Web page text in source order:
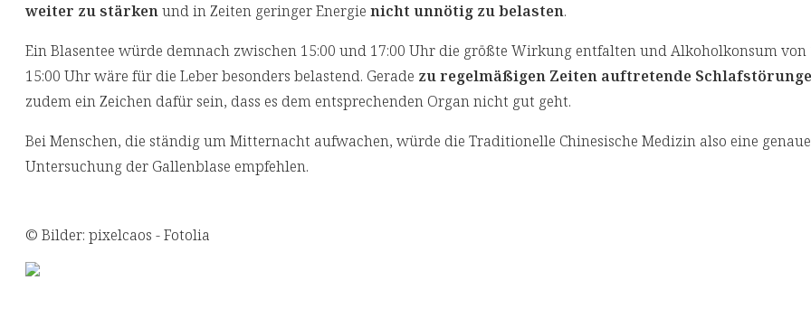
weiter zu stärkenund in Zeiten geringer Energie nicht unnötig zu belasten.
Ein Blasentee würde demnach zwischen 15:00 und 17:00 Uhr die größte Wirkung entfalten und Alkoholkonsum von
15:00 Uhr wäre für die Leber besonders belastend. Gerade zu regelmäßigen Zeiten auftretende
zudem ein Zeichen dafür sein, dass es dem entsprechenden Organ nicht gut geht.
Bei Menschen, die ständig um Mitternacht aufwachen, würde die Traditionelle Chinesische Medizin also eine
Untersuchung der Gallenblase empfehlen.
© Bilder: pixelcaos - Fotolia